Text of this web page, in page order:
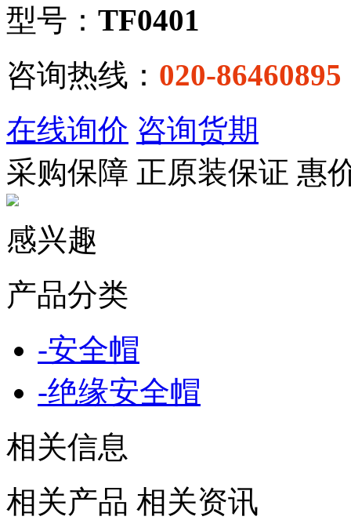
型号： TF0401
咨询热线： 020-86460895
在线询价 咨询货期
采购保障 正原装保证 惠
感兴趣
产品分类
-安全帽
-绝缘安全帽
相关信息
相关产品 相关资讯